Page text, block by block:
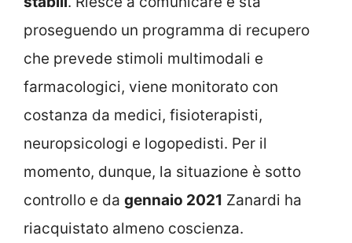
proseguendo un programma di recupero
che prevede stimoli multimodali e
farmacologici, viene monitorato con
costanza da medici, fisioterapisti,
neuropsicologi e logopedisti. Per il
momento, dunque, la situazione è sotto
controllo e da gennaio 2021 Zanardi ha
riacquistato almeno coscienza.